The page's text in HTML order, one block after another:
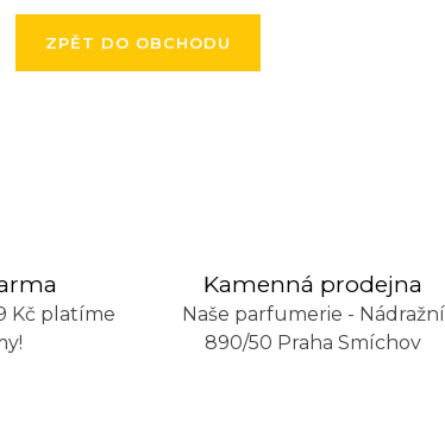
ZPĚT DO OBCHODU
Kč platíme
Kamenná prodejna
Naše parfumerie - Nádražní
890/50 Praha Smíchov